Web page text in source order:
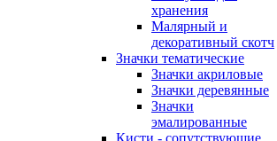
хранения
Малярный и
декоративный скотч
Значки тематические
Значки акриловые
Значки деревянные
Значки
эмалированные
Кисти - сопутствующие